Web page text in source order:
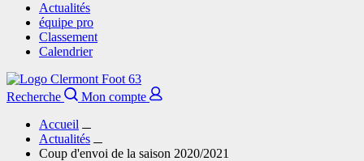
Actualités
équipe pro
Classement
Calendrier
Recherche
Mon compte
Accueil
Actualités
Coup d'envoi de la saison 2020/2021